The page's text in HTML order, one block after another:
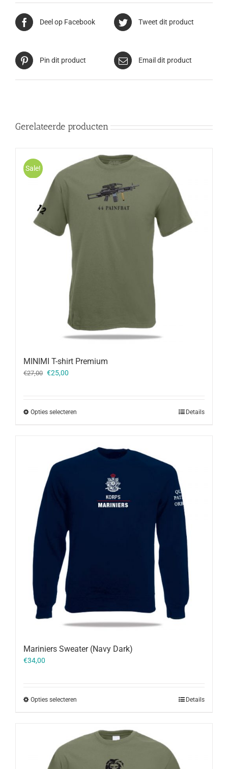
Deel op Facebook Tweet dit product
Pin dit product Email dit product
Gerelateerde producten
Sale!
MINIMI T-shirt Premium
€27,00 Oorspronkelijke
€25,00
Opties selecteren Details
Mariniers Sweater (Navy Dark)
€34,00
Opties selecteren Details